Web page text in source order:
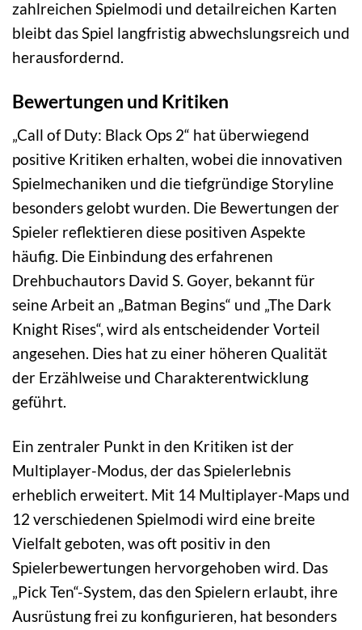
zahlreichen Spielmodi und detailreichen Karten
bleibt das Spiel langfristig abwechslungsreich und
herausfordernd.
Bewertungen und Kritiken
„Call of Duty: Black Ops 2“ hat überwiegend
positive Kritiken erhalten, wobei die innovativen
Spielmechaniken und die tiefgründige Storyline
besonders gelobt wurden. Die Bewertungen der
Spieler reflektieren diese positiven Aspekte
häufig. Die Einbindung des erfahrenen
Drehbuchautors David S. Goyer, bekannt für
seine Arbeit an „Batman Begins“ und „The Dark
Knight Rises“, wird als entscheidender Vorteil
angesehen. Dies hat zu einer höheren Qualität
der Erzählweise und Charakterentwicklung
geführt.
Ein zentraler Punkt in den Kritiken ist der
Multiplayer-Modus, der das Spielerlebnis
erheblich erweitert. Mit 14 Multiplayer-Maps und
12 verschiedenen Spielmodi wird eine breite
Vielfalt geboten, was oft positiv in den
Spielerbewertungen hervorgehoben wird. Das
„Pick Ten“-System, das den Spielern erlaubt, ihre
Ausrüstung frei zu konfigurieren, hat besonders